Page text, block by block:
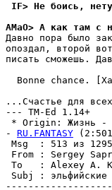
IF> Не боись,
AMaO> А как там с
Давно пора было
опоздал, второй
писать сможешь.
Bonne chance.
...Счастье для
--- TM-Ed 1.14+
* Origin: Жизнь -
- RU.FANTASY
Msg  :
From : Sergey
To   : Alexey
Subj